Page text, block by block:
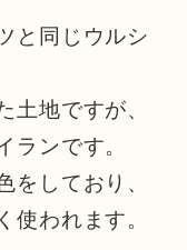
と同じウルシ
土地ですが、
ランです。
をしており、
使われます。